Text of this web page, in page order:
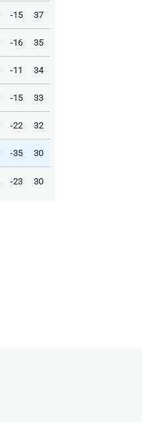
-15 37
-16 35
-11 34
-15 33
-22 32
-35 30
-23 30